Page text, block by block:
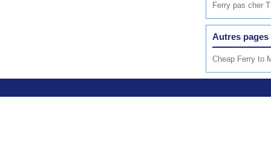
Ferry pas cher
Autres pages
Cheap Ferry to